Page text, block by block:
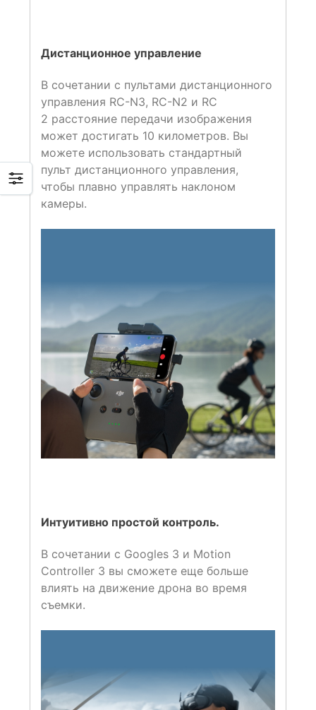
Дистанционное управление
В сочетании с пультами дистанционного
управления RC-N3, RC-N2 и RC
2 расстояние передачи изображения
может достигать 10 километров. Вы
можете использовать стандартный
пульт дистанционного управления,
чтобы плавно управлять наклоном
камеры.
Интуитивно простой контроль.
В сочетании с Googles 3 и Motion
Controller 3 вы сможете еще больше
влиять на движение дрона во время
съемки.